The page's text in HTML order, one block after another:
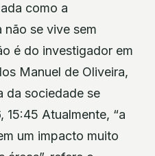
como a
não se vive sem
é do investigador em
Manuel de Oliveira,
da sociedade se
15:45 Atualmente, “a
um impacto muito